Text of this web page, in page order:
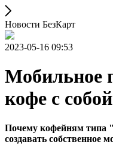
Новости БезКарт
2023-05-16 09:53
Мобильное
кофе с собой
Почему кофейням типа
создавать собственное